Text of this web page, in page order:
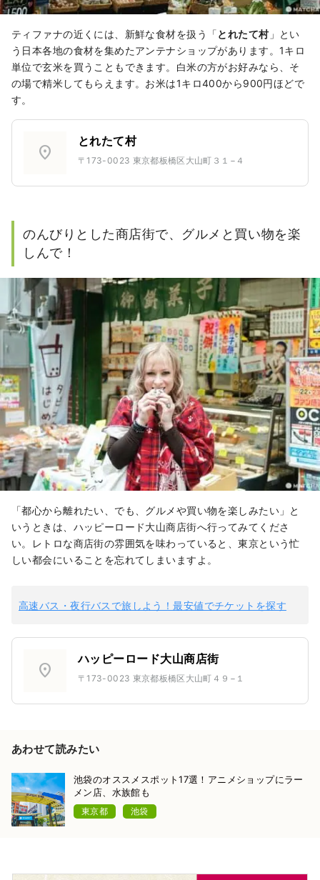
ティファナの近くには、新鮮な食材を扱う「とれたて村」とい
う日本各地の食材を集めたアンテナショップがあります。1キロ
単位で玄米を買うこともできます。白米の方がお好みなら、そ
の場で精米してもらえます。お米は1キロ400から900円ほどで
す。
location_on
とれたて村
〒173-0023 東京都板橋区大山町３１−４
のんびりとした商店街で、グルメと買い物を楽
しんで！
「都心から離れたい、でも、グルメや買い物を楽しみたい」と
いうときは、ハッピーロード大山商店街へ行ってみてくださ
い。レトロな商店街の雰囲気を味わっていると、東京という忙
しい都会にいることを忘れてしまいますよ。
高速バス・夜行バスで旅しよう！最安値でチケットを探す
location_on
ハッピーロード大山商店街
〒173-0023 東京都板橋区大山町４９−１
あわせて読みたい
池袋のオススメスポット17選！アニメショップにラー
メン店、水族館も
東京都 池袋